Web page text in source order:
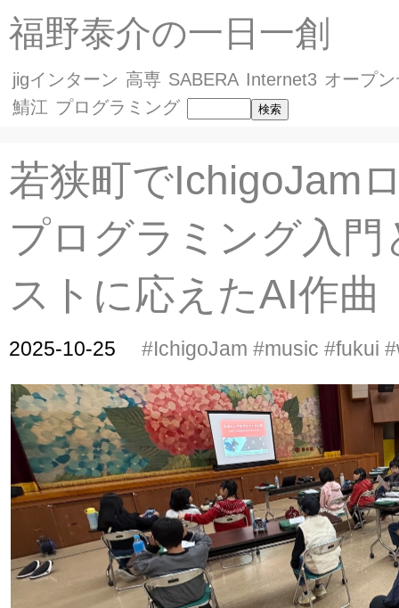
福野泰介の一日一創
jigインターン 高専 SABERA Internet3 オープ
鯖江 プログラミング
若狭町でIchigoJam
プログラミング入門
ストに応えたAI作曲
2025-10-25 #IchigoJam #music #fukui